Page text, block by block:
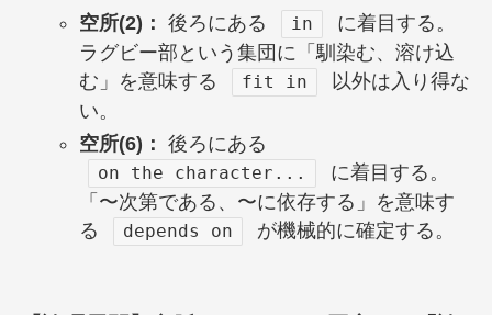
空所(2)： 後ろにある in
に着目する。
ラグビー部という集団に「馴染む、溶け込
む」を意味する
fit in
以外は入り得な
い。
空所(6)： 後ろにある
on the character...
に着目する。
「〜次第である、〜に依存する」を意味す
る
depends on が機械的に確定する。